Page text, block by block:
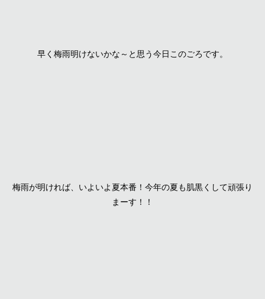
早く梅雨明けないかな～と思う今日このごろです。
梅雨が明ければ、いよいよ夏本番！今年の夏も肌黒くして頑張り
まーす！！